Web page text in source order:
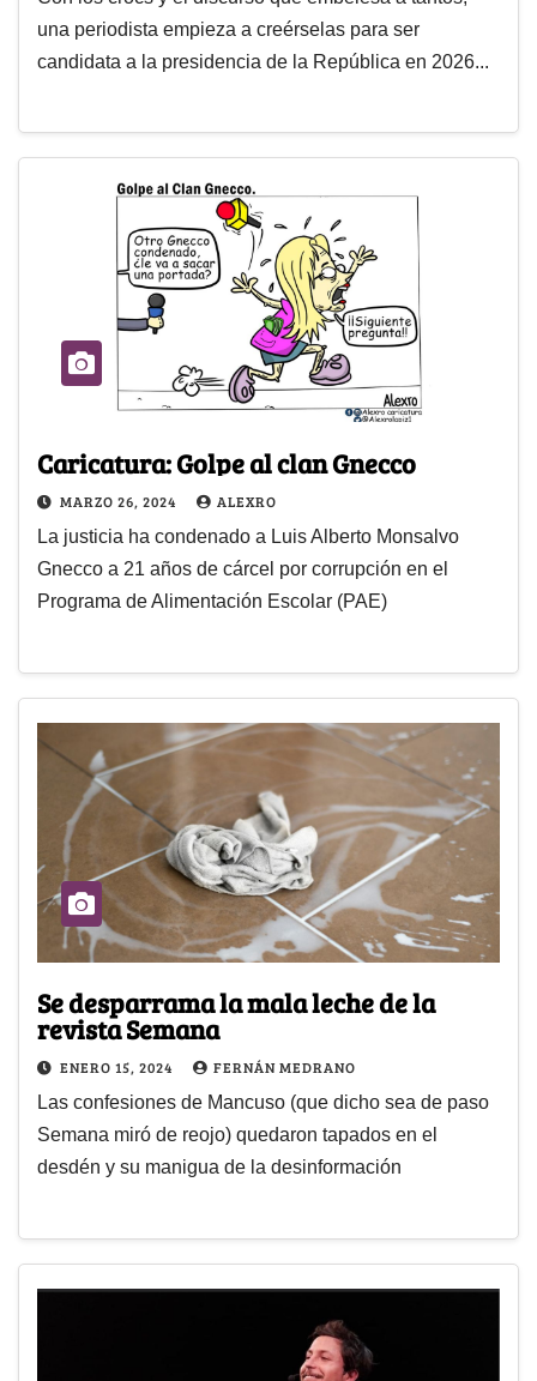
una periodista empieza a creérselas para ser
candidata a la presidencia de la República en 2026...
Caricatura: Golpe al clan Gnecco
MARZO 26, 2024 ALEXRO
La justicia ha condenado a Luis Alberto Monsalvo
Gnecco a 21 años de cárcel por corrupción en el
Programa de Alimentación Escolar (PAE)
Se desparrama la mala leche de la
revista Semana
ENERO 15, 2024 FERNÁN MEDRANO
Las confesiones de Mancuso (que dicho sea de paso
Semana miró de reojo) quedaron tapados en el
desdén y su manigua de la desinformación